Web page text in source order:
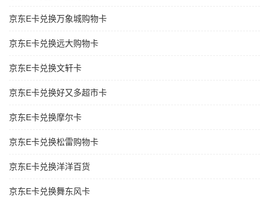
京东E卡兑换万象城购物卡
京东E卡兑换远大购物卡
京东E卡兑换文轩卡
京东E卡兑换好又多超市卡
京东E卡兑换摩尔卡
京东E卡兑换松雷购物卡
京东E卡兑换洋洋百货
京东E卡兑换舞东风卡